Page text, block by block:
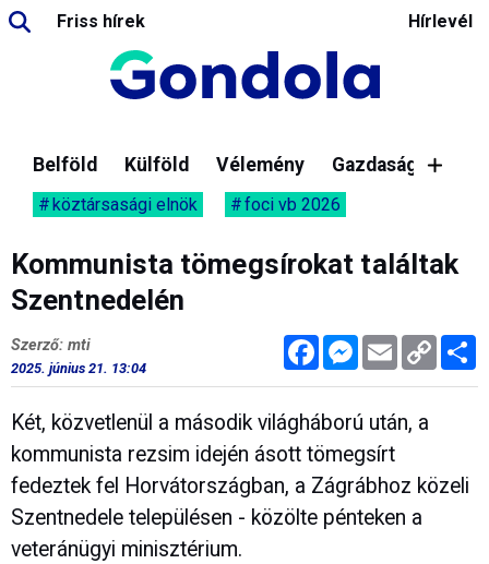
Friss hírek Hírlevél
Belföld Külföld Vélemény Gazdaság
köztársasági elnök foci vb 2026
Kommunista tömegsírokat találtak
Szentnedelén
FacebookMessenger
Email Copy
Link
Szerző: mti
2025. június 21. 13:04
Két, közvetlenül a második világháború után, a
kommunista rezsim idején ásott tömegsírt
fedeztek fel Horvátországban, a Zágrábhoz közeli
Szentnedele településen - közölte pénteken a
veteránügyi minisztérium.